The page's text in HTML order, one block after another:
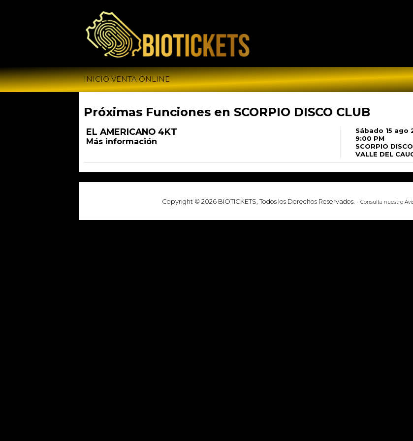
INICIO VENTA ONLINE
Próximas Funciones en SCORPIO DISCO CLUB
EL AMERICANO 4KT
Más información
Sábado 15 ago
9:00 PM
SCORPIO
VALLE DEL
Copyright © 2026 BIOTICKETS, Todos los Derechos Reservados. - Consulta nuestro